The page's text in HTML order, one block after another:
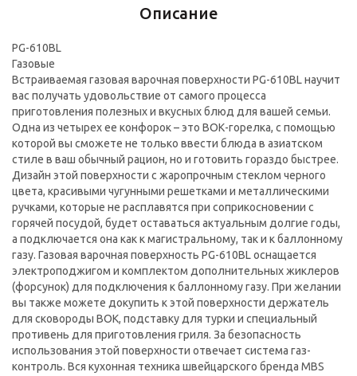
Описание
PG-610BL
Газовые
Встраиваемая газовая варочная поверхности PG-610BL научит
вас получать удовольствие от самого процесса
приготовления полезных и вкусных блюд для вашей семьи.
Одна из четырех ее конфорок – это ВОК-горелка, с помощью
которой вы сможете не только ввести блюда в азиатском
стиле в ваш обычный рацион, но и готовить гораздо быстрее.
Дизайн этой поверхности с жаропрочным стеклом черного
цвета, красивыми чугунными решетками и металлическими
ручками, которые не расплавятся при соприкосновении с
горячей посудой, будет оставаться актуальным долгие годы,
а подключается она как к магистральному, так и к баллонному
газу. Газовая варочная поверхность PG-610BL оснащается
электроподжигом и комплектом дополнительных жиклеров
(форсунок) для подключения к баллонному газу. При желании
вы также можете докупить к этой поверхности держатель
для сковороды ВОК, подставку для турки и специальный
противень для приготовления гриля. За безопасность
использования этой поверхности отвечает система газ-
контроль. Вся кухонная техника швейцарского бренда MBS